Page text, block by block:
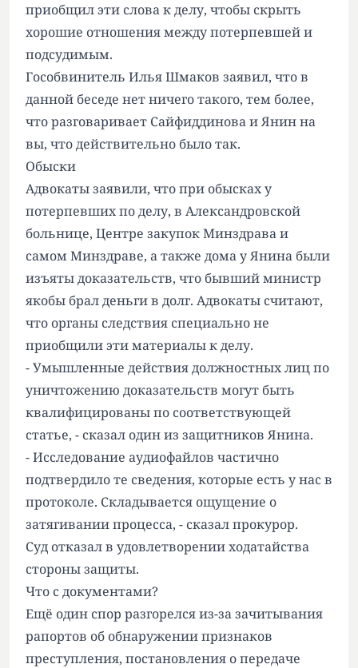
приобщил эти слова к делу, чтобы скрыть
хорошие отношения между потерпевшей и
подсудимым.
Гособвинитель Илья Шмаков заявил, что в
данной беседе нет ничего такого, тем более,
что разговаривает Сайфиддинова и Янин на
вы, что действительно было так.
Обыски
Адвокаты заявили, что при обысках у
потерпевших по делу, в Александровской
больнице, Центре закупок Минздрава и
самом Минздраве, а также дома у Янина были
изъяты доказательств, что бывший министр
якобы брал деньги в долг. Адвокаты считают,
что органы следствия специально не
приобщили эти материалы к делу.
- Умышленные действия должностных лиц по
уничтожению доказательств могут быть
квалифицированы по соответствующей
статье, - сказал один из защитников Янина.
- Исследование аудиофайлов частично
подтвердило те сведения, которые есть у нас в
протоколе. Складывается ощущение о
затягивании процесса, - сказал прокурор.
Суд отказал в удовлетворении ходатайства
стороны защиты.
Что с документами?
Ещё один спор разгорелся из-за зачитывания
рапортов об обнаружении признаков
преступления, постановления о передаче